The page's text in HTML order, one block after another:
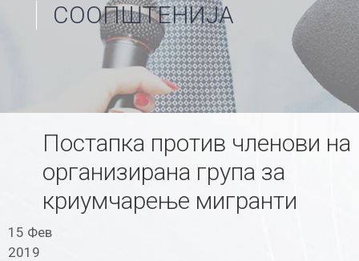
СООПШТЕНИЈА
Постапка против членови на
организирана група за
криумчарење мигранти
15 Фев
2019